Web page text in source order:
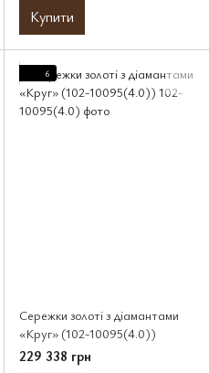
Купити
6
Сережки золоті з діамантами
«Круг» (102-10095(4.0))
229 338 грн